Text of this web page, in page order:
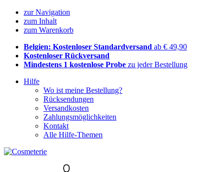
zur Navigation
zum Inhalt
zum Warenkorb
Belgien: Kostenloser Standardversand ab € 49,90
Kostenloser Rückversand
Mindestens 1 kostenlose Probe zu jeder Bestellung
Hilfe
Wo ist meine Bestellung?
Rücksendungen
Versandkosten
Zahlungsmöglichkeiten
Kontakt
Alle Hilfe-Themen